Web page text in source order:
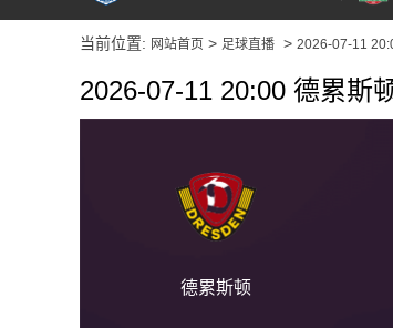
当前位置: 网站首页 > 足球直播 > 2026-07-11
2026-07-11 20:00 德累斯
德累斯顿